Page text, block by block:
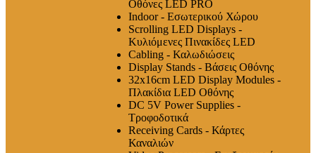
Οθόνες LED PRO
Indoor - Εσωτερικού Χώρου
Scrolling LED Displays -
Κυλιόμενες Πινακίδες LED
Cabling - Καλωδιώσεις
Display Stands - Βάσεις Οθόνης
32x16cm LED Display Modules -
Πλακίδια LED Οθόνης
DC 5V Power Supplies -
Τροφοδοτικά
Receiving Cards - Κάρτες
Καναλιών